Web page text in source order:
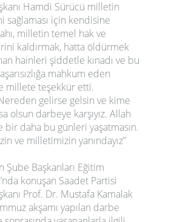
Hamdi Sürücü milletin
sağlaması için kendisine
milletin temel hak ve
kaldırmak, hatta öldürmek
hainleri şiddetle kınadı ve bu
mahkum eden
millete teşekkür etti.
gelirse gelsin ve kime
olsun darbeye karşıyız. Allah
bir daha bu günleri yaşatmasın.
ve milletimizin yanındayız"
Şube Başkanları Eğitim
konuşan Saadet Partisi
Prof. Dr. Mustafa Kamalak
akşamı yapılan darbe